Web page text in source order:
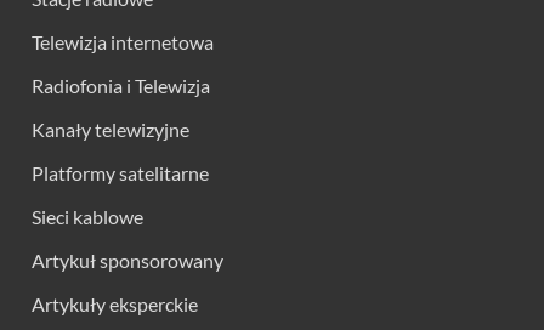
Telewizja internetowa
Radiofonia i Telewizja
Kanały telewizyjne
Platformy satelitarne
Sieci kablowe
Artykuł sponsorowany
Artykuły eksperckie